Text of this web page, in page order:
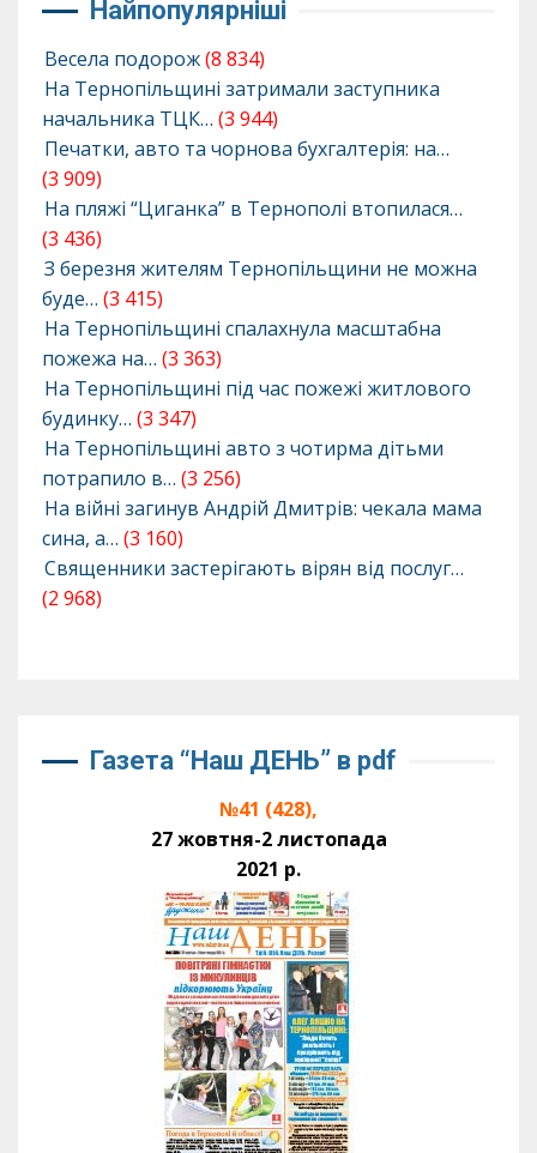
Найпопулярніші
Весела подорож(8 834)
На Тернопільщині затримали заступника
начальника ТЦК… (3 944)
Печатки, авто та чорнова бухгалтерія: на…
(3 909)
На пляжі “Циганка” в Тернополі втопилася…
(3 436)
З березня жителям Тернопільщини не можна
буде… (3 415)
На Тернопільщині спалахнула масштабна
пожежа на… (3 363)
На Тернопільщині під час пожежі житлового
будинку… (3 347)
На Тернопільщині авто з чотирма дітьми
потрапило в… (3 256)
На війні загинув Андрій Дмитрів: чекала мама
сина, а… (3 160)
Священники застерігають вірян від послуг…
(2 968)
Газета “Наш ДЕНЬ” в pdf
№41 (428),
27 жовтня-2 листопада
2021 р.